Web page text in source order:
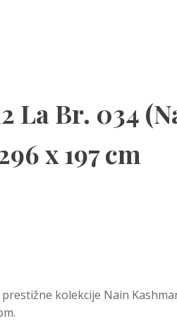
La Br. 034
x 197 cm
kolekcije Nain